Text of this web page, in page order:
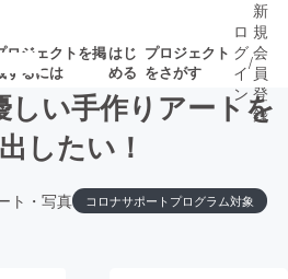
ロジェクトを掲
するには
はじ
める
プロジェクト
をさがす
募集終了が近いプ
ロジェクト
もうすぐ公開
されます
ロ
グ
イ
ン
/
新
規
会
員
登
録
しい手作りアートを
したい！
ト・写真 コロナサポートプログラム対象